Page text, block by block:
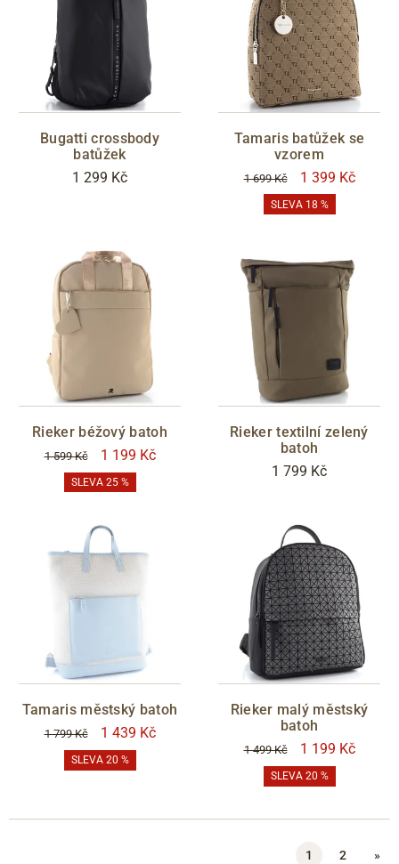
Bugatti crossbody
batůžek
1 299 Kč
Tamaris batůžek se
vzorem
1 699 Kč 1 399 Kč
SLEVA 18 %
Rieker béžový batoh
1 599 Kč 1 199 Kč
SLEVA 25 %
Rieker textilní zelený
batoh
1 799 Kč
Tamaris městský batoh
1 799 Kč 1 439 Kč
SLEVA 20 %
Rieker malý městský
batoh
1 499 Kč 1 199 Kč
SLEVA 20 %
1 2 »